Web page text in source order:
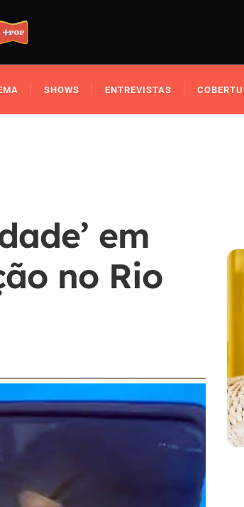
SHOWS ENTREVISTAS
em
no Rio